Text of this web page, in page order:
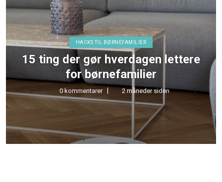
HACKS TIL BØRNEFAMILIER
15 ting der gør hverdagen lettere
for børnefamilier
0 kommentarer 2 måneder siden